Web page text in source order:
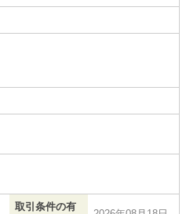
取引条件の有